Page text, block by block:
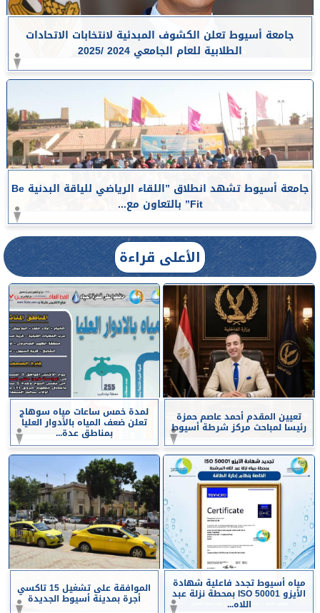
جامعة أسيوط تعلن الكشوف المبدئية لانتخابات الاتحادات
الطلابية للعام الجامعي 2024 /2025
جامعة أسيوط تشهد انطلاق ”اللقاء الرياضي للياقة البدنية Be
Fit” بالتعاون مع...
الأعلى قراءة
تعيين المقدم أحمد عاصم حمزة
رئيسا لمباحث مركز شرطة أسيوط
لمدة خمس ساعات مياه سوهاج
تعلن ضعف المياه بالأدوار العليا
بمناطق عدة...
مياه أسيوط تجدد فاعلية شهادة
الأيزو ISO 50001 بمحطة نزلة عبد
اللاه...
الموافقة على تشغيل 15 تاكسي
أجرة بمدينة أسيوط الجديدة